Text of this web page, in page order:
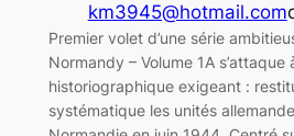
km3945@hotmail.com
Premier volet d’une série
Normandy – Volume 1A s’attaque
historiographique exigeant :
systématique les unités